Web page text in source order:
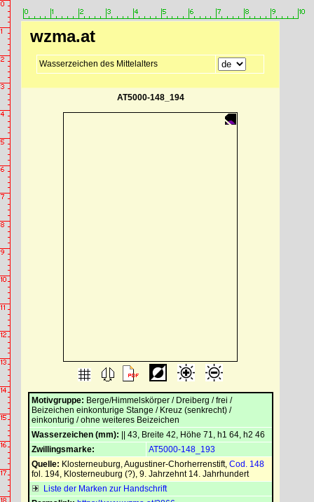
wzma.at
Wasserzeichen des Mittelalters
AT5000-148_194
Motivgruppe: Berge/Himmelskörper / Dreiberg / frei /
Beizeichen einkonturige Stange / Kreuz (senkrecht) /
einkonturig / ohne weiteres Beizeichen
Wasserzeichen (mm): || 43, Breite 42, Höhe 71, h1 64, h2 46
Zwillingsmarke:
AT5000-148_193
Quelle: Klosterneuburg, Augustiner-Chorherrenstift, Cod. 148
fol. 194, Klosterneuburg (?), 9. Jahrzehnt 14. Jahrhundert
Liste der Marken zur Handschrift